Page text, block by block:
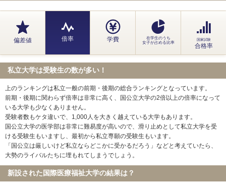
偏差値 倍率 学費
在学生のうち
女子が占める比率
国家試験
合格率
私立大学は受験生の数が多い！
上のランキングは私立一般の前期・後期の総合ランキングとなっています。
前期・後期に関わらず倍率は非常に高く、国公立大学の2倍以上の倍率になって
いる大学も少なくありません。
受験者数もケタ違いで、1,000人を大きく越えている大学もあります。
国公立大学の医学部は非常に難易度が高いので、滑り止めとして私立大学を受
ける受験生もいますし、最初から私立専願の受験生もいます。
「国公立は厳しいけど私立ならどこかに受かるだろう」などと考えていたら、
大勢のライバルたちに埋もれてしまうでしょう。
新設された国際医療福祉大学の結果は？